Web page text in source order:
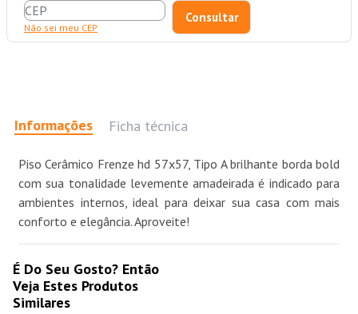
Não sei meu CEP
Informações Ficha técnica
Piso Cerâmico Frenze hd 57x57, Tipo A brilhante borda bold
com sua tonalidade levemente amadeirada é indicado para
ambientes internos, ideal para deixar sua casa com mais
conforto e elegância. Aproveite!
É Do Seu Gosto? Então
Veja Estes Produtos
Similares